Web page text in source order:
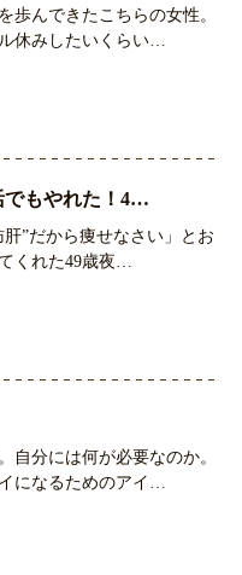
歩んできたこちらの女性。
休みしたいくらい…
でもやれた！4…
”だから痩せなさい」とお
くれた49歳夜…
自分には何が必要なのか。
になるためのアイ…